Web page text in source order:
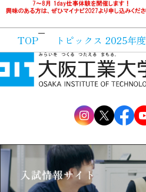
TOP トピックス 2025年度